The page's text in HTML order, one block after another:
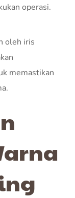
operasi.
oleh iris
memastikan